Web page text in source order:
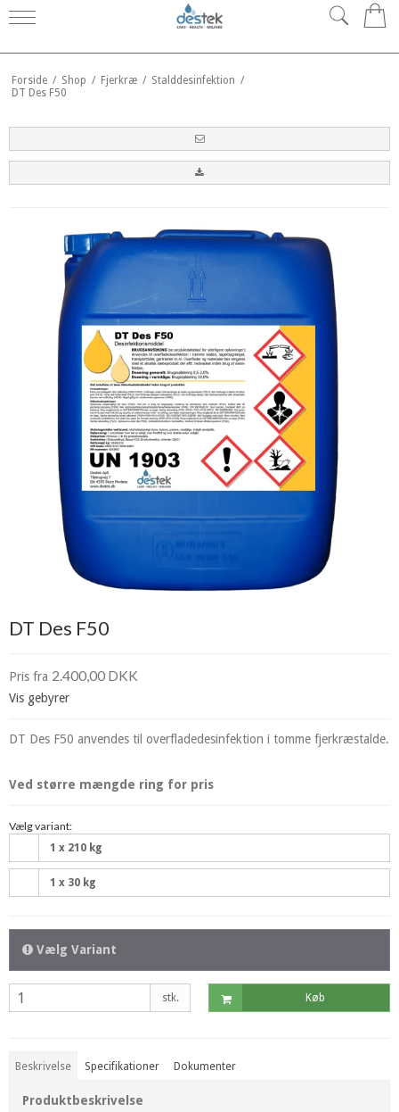
Forside / Shop / Fjerkræ / Stalddesinfektion /
DT Des F50
DT Des F50
Pris fra 2.400,00 DKK
Vis gebyrer
DT Des F50 anvendes til overfladedesinfektion i tomme fjerkræstalde.
Ved større mængde ring for pris
Vælg variant:
1 x 210 kg
1 x 30 kg
Vælg Variant
stk. Køb
Beskrivelse Specifikationer Dokumenter
Produktbeskrivelse